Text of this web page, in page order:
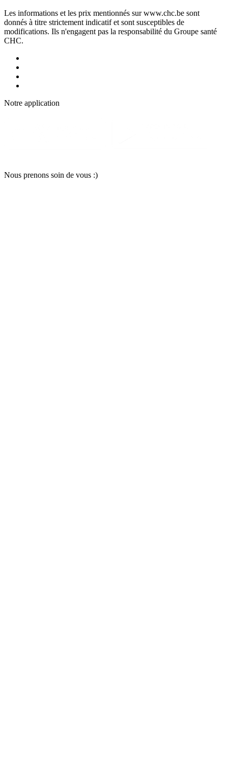
Les informations et les prix mentionnés sur www.chc.be sont
donnés à titre strictement indicatif et sont susceptibles de
modifications. Ils n'engagent pas la responsabilité du Groupe santé
CHC.
Notre application
Nous prenons soin de vous :)